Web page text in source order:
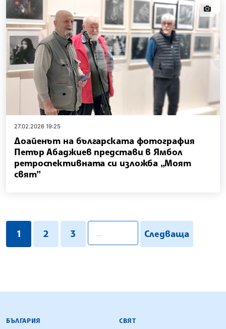
27.02.2026 19:25
Доайенът на българската фотография
Петър Абаджиев представи в Ямбол
ретроспективната си изложба „Моят
свят”
1 2 3 Следваща
БЪЛГАРСКА ТЕЛЕГРАФНА АГЕНЦИЯ
БЪЛГАРИЯ СВЯТ